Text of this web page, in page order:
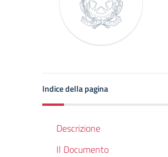
Indice della pagina
Descrizione
Il Documento